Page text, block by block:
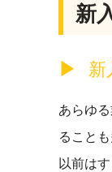
AIでオペレーシ
新
新
あらゆ
ること
以前は